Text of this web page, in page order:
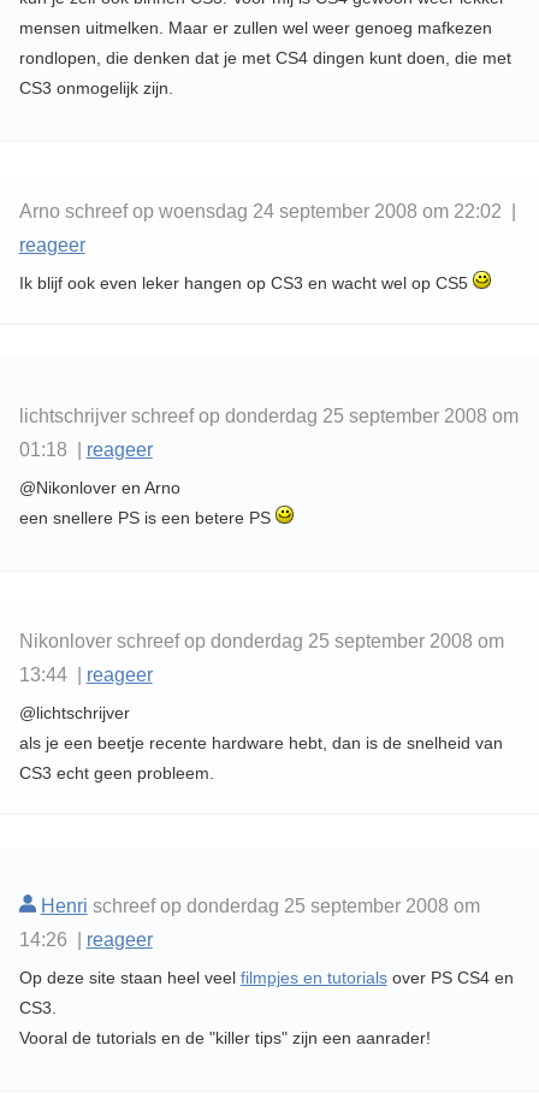
mensen uitmelken. Maar er zullen wel weer genoeg mafkezen
rondlopen, die denken dat je met CS4 dingen kunt doen, die met
CS3 onmogelijk zijn.
Arno schreef op woensdag 24 september 2008 om 22:02 |
reageer
Ik blijf ook even leker hangen op CS3 en wacht wel op CS5
lichtschrijver schreef op donderdag 25 september 2008 om
01:18 | reageer
@Nikonlover en Arno
een snellere PS is een betere PS
Nikonlover schreef op donderdag 25 september 2008 om
13:44 | reageer
@lichtschrijver
als je een beetje recente hardware hebt, dan is de snelheid van
CS3 echt geen probleem.
Henri schreef op donderdag 25 september 2008 om
14:26 | reageer
Op deze site staan heel veel filmpjes en tutorialsover PS CS4 en
CS3.
Vooral de tutorials en de "killer tips" zijn een aanrader!